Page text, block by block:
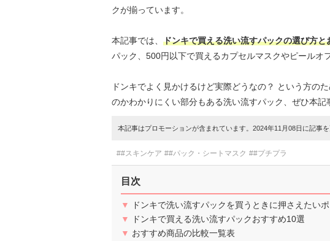
クが揃っています。
本記事では、 ドンキで買える洗い流すパックの選び方と
パック、500円以下で買えるカプセルマスクやピールオ
ドンキでよく見かけるけど実際どうなの？ という方の
のかわかりにくい部分もある洗い流すパック、ぜひ本記
本記事はプロモーションが含まれています。2024年11月08日に記事
##スキンケア ##パック・シートマスク ##プチプラ
目次
▼
ドンキで洗い流すパックを買うときに押さえたい
▼
ドンキで買える洗い流すパックおすすめ10選
▼ おすすめ商品の比較一覧表